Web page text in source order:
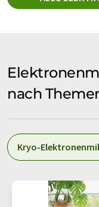
nach
Kryo-